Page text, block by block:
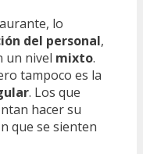
lo
del personal,
un nivel mixto.
tampoco es la
. Los que
hacer su
que se sienten